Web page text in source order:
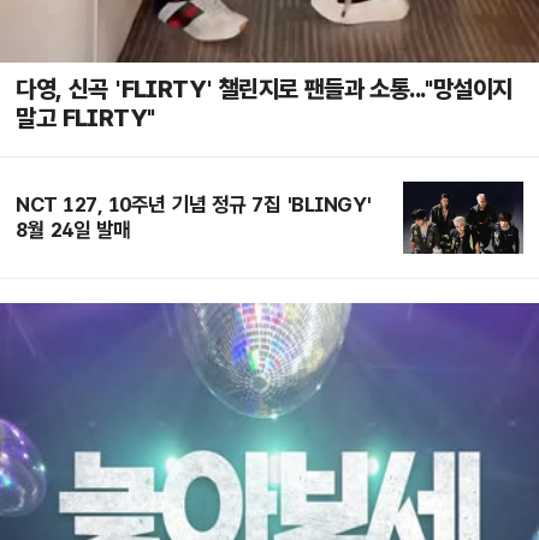
다영, 신곡 'FLIRTY' 챌린지로 팬들과 소통..."망설이지
말고 FLIRTY"
NCT 127, 10주년 기념 정규 7집 'BLINGY'
8월 24일 발매